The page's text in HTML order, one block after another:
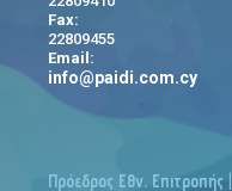
Fax:
22809455
Email:
info@paidi.com.cy
Πρόεδρος Εθν. Επιτροπής